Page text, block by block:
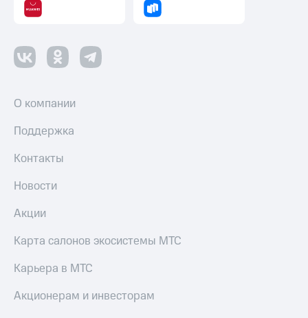
О компании
Поддержка
Контакты
Новости
Акции
Карта салонов экосистемы МТС
Карьера в МТС
Акционерам и инвесторам